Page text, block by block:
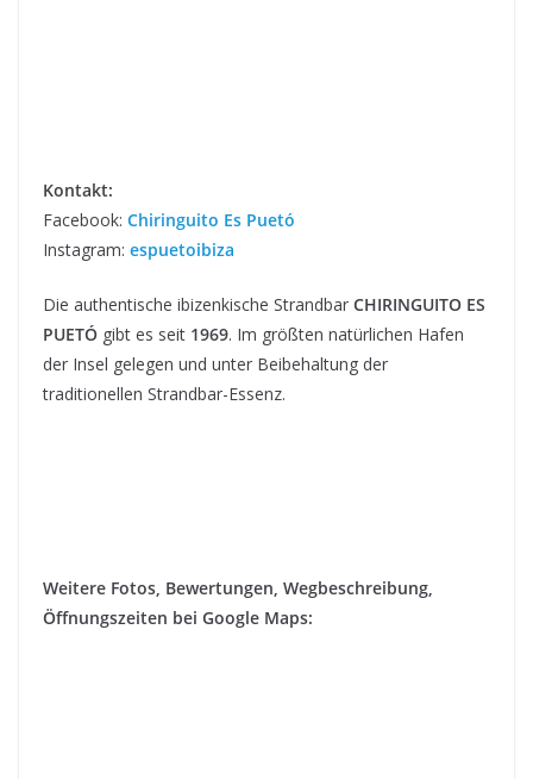
Kontakt:
Facebook: Chiringuito Es Puetó
Instagram: espuetoibiza
Die authentische ibizenkische Strandbar CHIRINGUITO ES
PUETÓ gibt es seit 1969. Im größten natürlichen Hafen
der Insel gelegen und unter Beibehaltung der
traditionellen Strandbar-Essenz.
Weitere Fotos, Bewertungen, Wegbeschreibung,
Öffnungszeiten bei Google Maps: